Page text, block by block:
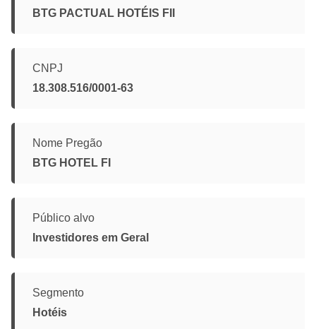
BTG PACTUAL HOTÉIS FII
CNPJ
18.308.516/0001-63
Nome Pregão
BTG HOTEL FI
Público alvo
Investidores em Geral
Segmento
Hotéis